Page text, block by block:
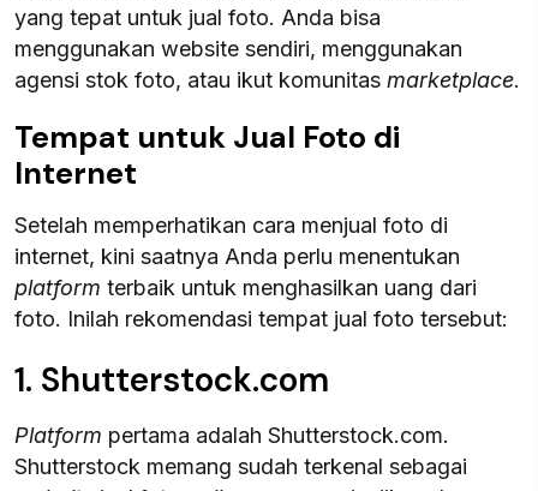
yang tepat untuk jual foto. Anda bisa
menggunakan website sendiri, menggunakan
agensi stok foto, atau ikut komunitas marketplace.
Tempat untuk Jual Foto di
Internet
Setelah memperhatikan cara menjual foto di
internet, kini saatnya Anda perlu menentukan
platform terbaik untuk menghasilkan uang dari
foto. Inilah rekomendasi tempat jual foto tersebut:
1. Shutterstock.com
Platform pertama adalah Shutterstock.com.
Shutterstock memang sudah terkenal sebagai